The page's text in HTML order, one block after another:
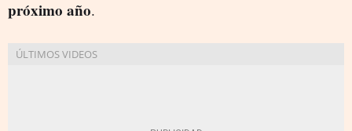
próximo año.